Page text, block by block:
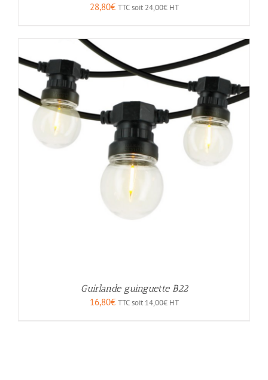
28,80€ TTC soit 24,00€HT
Guirlande guinguette B22
16,80€ TTC soit 14,00€HT